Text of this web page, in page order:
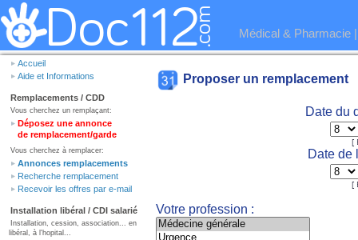
Médical & Pharmacie
Accueil
Aide et Informations
Remplacements / CDD
Vous cherchez un remplaçant:
Déposez une annonce
de remplacement/garde
Vous cherchez à remplacer:
Annonces remplacements
Recherche remplacement
Recevoir les offres par e-mail
Installation libéral / CDI salarié
Installation, cession, association... en
libéral, à l'hopital...
Proposer un remplacement
Date du
[
Date de
[
Votre profession :